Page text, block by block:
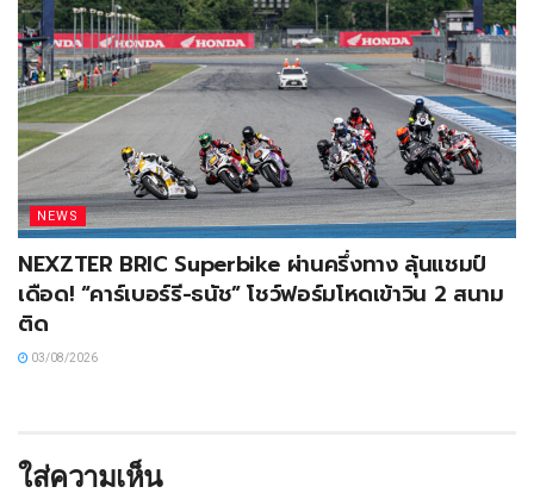
NEWS
NEXZTER BRIC Superbike ผ่านครึ่งทาง ลุ้นแชมป์
เดือด! “คาร์เบอร์รี-ธนัช” โชว์ฟอร์มโหดเข้าวิน 2 สนาม
ติด
03/08/2026
ใส่ความเห็น